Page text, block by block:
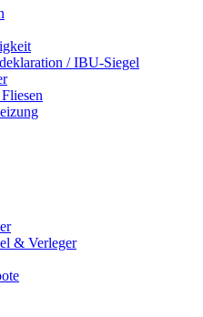
/ IBU-Siegel
& Verleger